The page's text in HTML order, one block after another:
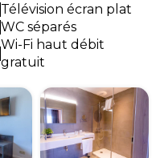
Télévision écran plat
WC séparés
Wi-Fi haut débit
gratuit